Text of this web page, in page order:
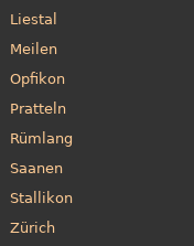
Liestal
Meilen
Opfikon
Pratteln
Rümlang
Saanen
Stallikon
Zürich